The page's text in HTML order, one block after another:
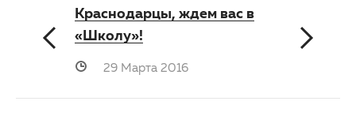
Краснодарцы, ждем вас в
«Школу»!
29 Марта 2016